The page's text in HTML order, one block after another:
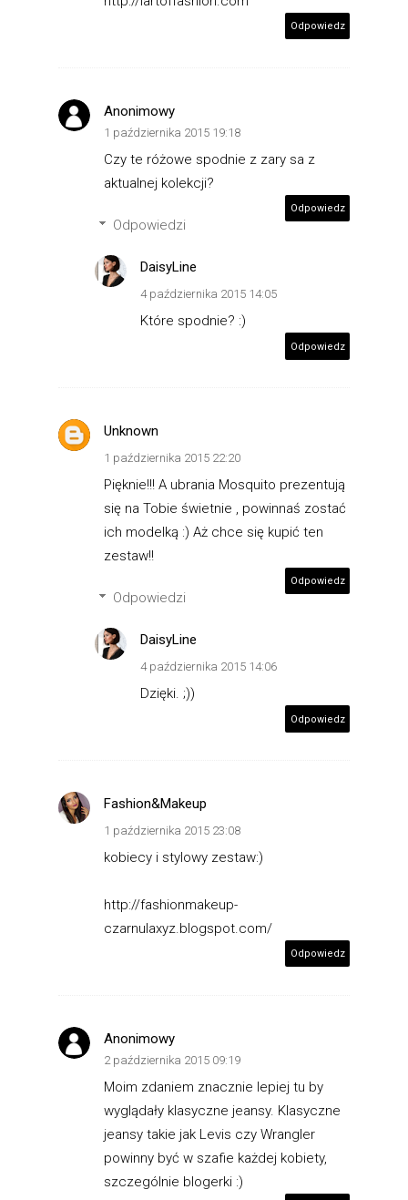
Odpowiedz
Anonimowy
1 października 2015 19:18
Czy te różowe spodnie z zary sa z
aktualnej kolekcji?
Odpowiedz
Odpowiedzi
DaisyLine
4 października 2015 14:05
Które spodnie? :)
Odpowiedz
Unknown
1 października 2015 22:20
Pięknie!!! A ubrania Mosquito prezentują
się na Tobie świetnie , powinnaś zostać
ich modelką :) Aż chce się kupić ten
zestaw!!
Odpowiedz
Odpowiedzi
DaisyLine
4 października 2015 14:06
Dzięki. ;))
Odpowiedz
Fashion&Makeup
1 października 2015 23:08
kobiecy i stylowy zestaw:)
http://fashionmakeup-
czarnulaxyz.blogspot.com/
Odpowiedz
Anonimowy
2 października 2015 09:19
Moim zdaniem znacznie lepiej tu by
wyglądały klasyczne jeansy. Klasyczne
jeansy takie jak Levis czy Wrangler
powinny być w szafie każdej kobiety,
szczególnie blogerki :)